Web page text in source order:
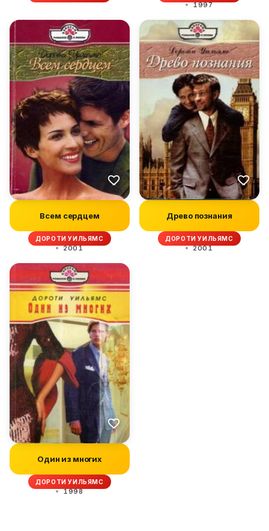
1997
Всем сердцем
ДОРОТИ УИЛЬЯМС
2001
Древо познания
ДОРОТИ УИЛЬЯМС
2001
Один из многих
ДОРОТИ УИЛЬЯМС
1998